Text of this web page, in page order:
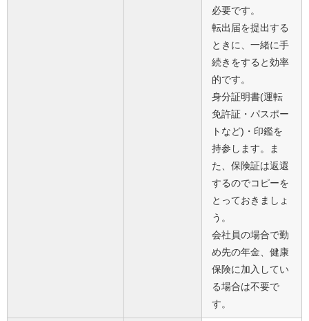
必要です。
転出届を提出する
ときに、一緒に手
続きをすると効率
的です。
身分証明書(運転
免許証・パスポー
トなど)・印鑑を
持参します。ま
た、保険証は返還
するのでコピーを
とっておきましょ
う。
会社員の場合で勤
め先の年金、健康
保険に加入してい
る場合は不要で
す。